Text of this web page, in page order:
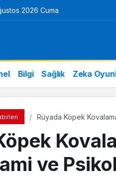
2026 Cuma
Bilgi Sağlık Zeka
Rüyada Köpek
ve